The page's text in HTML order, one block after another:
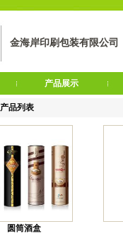
金海岸印刷包装有限公司
产品展示
产品列表
圆筒酒盒